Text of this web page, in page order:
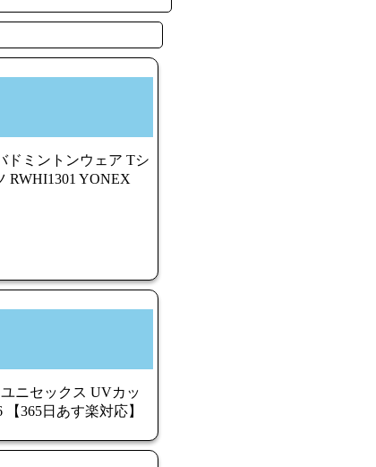
ドミントンウェア Tシ
RWHI1301 YONEX
ニセックス UVカッ
365日あす楽対応】